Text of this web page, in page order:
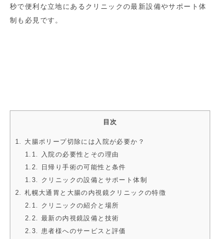
秒で便利な立地にあるクリニックの最新設備やサポート体
制も必見です。
目次
1. 大腸ポリープ切除には入院が必要か？
1.1. 入院の必要性とその理由
1.2. 日帰り手術の可能性と条件
1.3. クリニックの設備とサポート体制
2. 札幌大通胃と大腸の内視鏡クリニックの特徴
2.1. クリニックの紹介と場所
2.2. 最新の内視鏡設備と技術
2.3. 患者様へのサービスと評価